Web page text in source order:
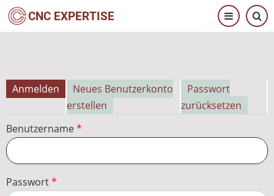
Direkt
zum
CNC EXPERTISE
Primäre
Reiter
Anmelden
Neues Benutzerkonto
erstellen
Passwort
zurücksetzen
Benutzername
Passwort